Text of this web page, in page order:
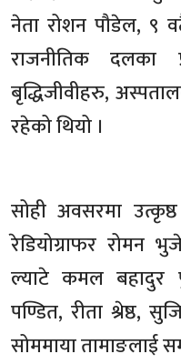
नेता रोशन पौडेल, ९
राजनीतिक दलका
बृद्धिजीवीहरु,
रहेको थियो ।
सोही अवसरमा
रेडियोग्राफर रोमन
ल्याटे कमल बहादुर
पण्डित, रीता श्रेष्ठ,
सोममाया तामाङलाई